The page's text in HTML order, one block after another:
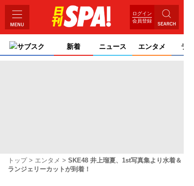
ログイン
会員登録
サブスク 新着 ニュース エンタメ ライ
トップ エンタメ
SKE48 井上瑠夏、1st写真集より水着＆
ランジェリーカットが到着！